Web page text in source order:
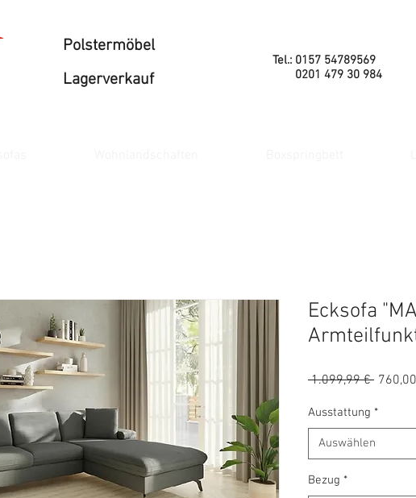
Polstermöbel
Lagerverkauf
Tel.: 0157 54789569
0201 479 30 984
Ecksofa
1.099,99 €
Ausstattung *
Auswählen
Bezug *